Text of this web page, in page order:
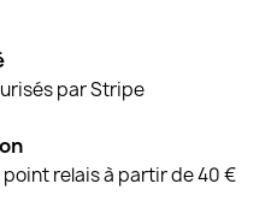
par Stripe
relais à partir de 40 €